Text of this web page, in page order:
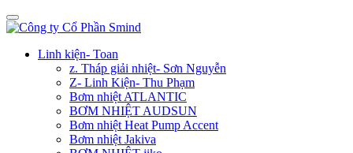
Linh kiện- Toan
z. Tháp giải nhiệt- Sơn Nguyễn
Z- Linh Kiện- Thu Phạm
Bơm nhiệt ATLANTIC
BƠM NHIỆT AUDSUN
Bơm nhiệt Heat Pump Accent
Bơm nhiệt Jakiva